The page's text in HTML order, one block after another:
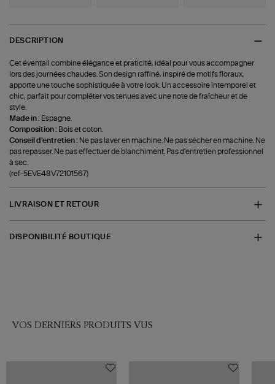
DESCRIPTION
Cet éventail combine élégance et praticité, idéal pour vous accompagner
lors des journées chaudes. Son design raffiné, inspiré de motifs floraux,
apporte une touche sophistiquée à votre look. Un accessoire intemporel et
chic, parfait pour compléter vos tenues avec une note de fraîcheur et de
style.
Made in : Espagne.
Composition : Bois et coton.
Conseil d'entretien : Ne pas laver en machine. Ne pas sécher en machine. Ne
pas repasser. Ne pas effectuer de blanchiment. Pas d’entretien professionnel
à sec.
(ref-5EVE48V72101567)
LIVRAISON ET RETOUR
DISPONIBILITÉ BOUTIQUE
VOS DERNIERS PRODUITS VUS